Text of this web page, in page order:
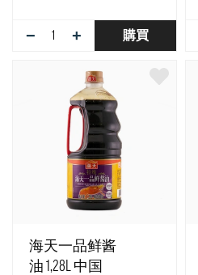
− + 購買
海天一品鲜酱
油 1,28L 中国